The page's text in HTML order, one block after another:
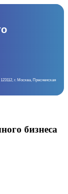
г. Москва, Пресненская
бизнеса